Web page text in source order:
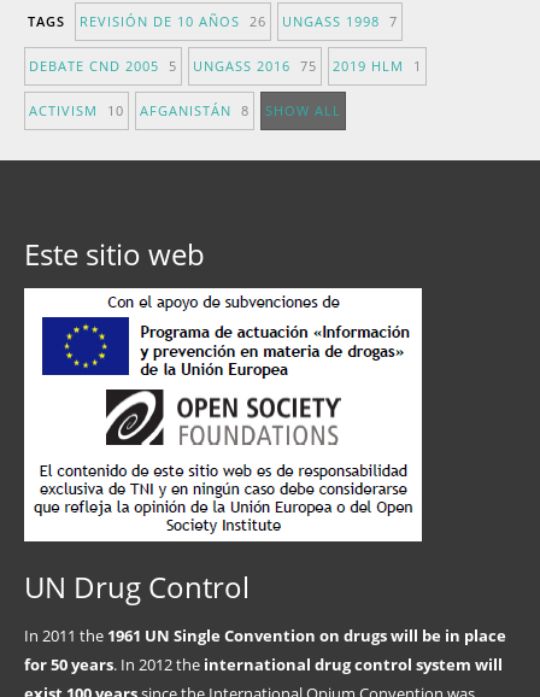
TAGS REVISIÓN DE 10 AÑOS 26 UNGASS 1998 7
DEBATE CND 2005 5 UNGASS 2016 75 2019 HLM 1
ACTIVISM 10 AFGANISTÁN 8 SHOW ALL
Este sitio web
UN Drug Control
In 2011 the 1961 UN Single Convention on drugs will be in place
for 50 years. In 2012 the international drug control system will